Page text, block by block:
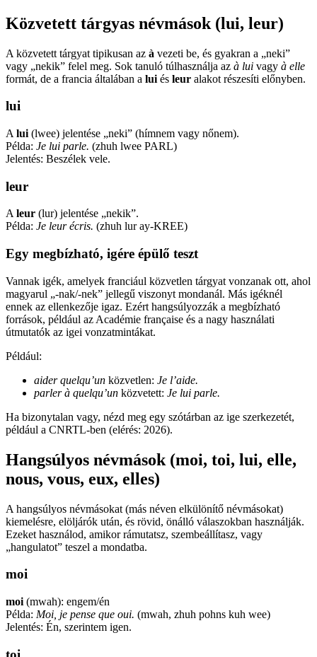
Közvetett tárgyas névmások (lui, leur)
A közvetett tárgyat tipikusan az à vezeti be, és gyakran a „neki”
vagy „nekik” felel meg. Sok tanuló túlhasználja az à lui vagy à elle
formát, de a francia általában a lui és leur alakot részesíti előnyben.
lui
A lui (lwee) jelentése „neki” (hímnem vagy nőnem).
Példa: Je lui parle. (zhuh lwee PARL)
Jelentés: Beszélek vele.
leur
A leur (lur) jelentése „nekik”.
Példa: Je leur écris. (zhuh lur ay-KREE)
Egy megbízható, igére épülő teszt
Vannak igék, amelyek franciául közvetlen tárgyat vonzanak ott, ahol
magyarul „-nak/-nek” jellegű viszonyt mondanál. Más igéknél
ennek az ellenkezője igaz. Ezért hangsúlyozzák a megbízható
források, például az Académie française és a nagy használati
útmutatók az igei vonzatmintákat.
Például:
aider quelqu’un közvetlen: Je l’aide.
parler à quelqu’un közvetett: Je lui parle.
Ha bizonytalan vagy, nézd meg egy szótárban az ige szerkezetét,
például a CNRTL-ben (elérés: 2026).
Hangsúlyos névmások (moi, toi, lui, elle,
nous, vous, eux, elles)
A hangsúlyos névmásokat (más néven elkülönítő névmásokat)
kiemelésre, elöljárók után, és rövid, önálló válaszokban használják.
Ezeket használod, amikor rámutatsz, szembeállítasz, vagy
„hangulatot” teszel a mondatba.
moi
moi (mwah): engem/én
Példa: Moi, je pense que oui. (mwah, zhuh pohns kuh wee)
Jelentés: Én, szerintem igen.